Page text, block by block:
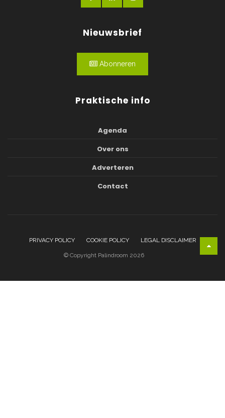
Nieuwsbrief
Abonneren
Praktische info
Agenda
Over ons
Adverteren
Contact
PRIVACY POLICY COOKIE POLICY LEGAL DISCLAIMER
© Copyright Palindroom 2026